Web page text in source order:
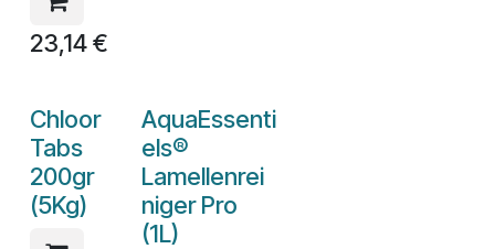
23,14€
Chloor
Tabs
200gr
(5Kg)
AquaEssenti
els®
Lamellenrei
niger Pro
(1L)